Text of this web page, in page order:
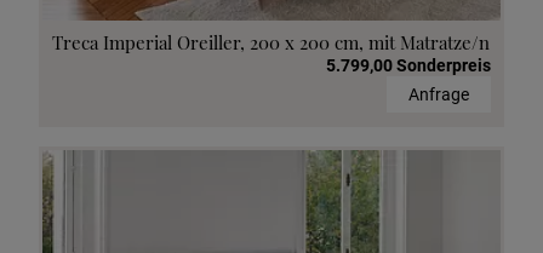
Treca Imperial Oreiller, 200 x 200 cm, mit Matratze/n
5.799,00 Sonderpreis
Anfrage